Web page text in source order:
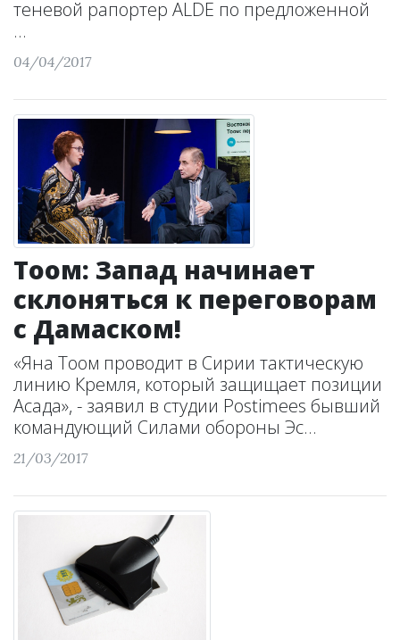
теневой рапортер ALDE по предложенной
...
04/04/2017
Тоом: Запад начинает
склоняться к переговорам
с Дамаском!
«Яна Тоом проводит в Сирии тактическую
линию Кремля, который защищает позиции
Асада», - заявил в студии Postimees бывший
командующий Силами обороны Эс...
21/03/2017